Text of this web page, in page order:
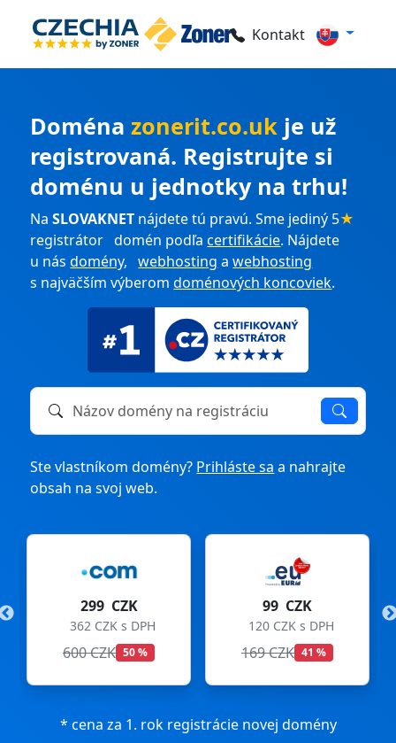
Kontakt
Doménazonerit.co.uk je už
registrovaná. Registrujte si
doménu u jednotky na trhu!
NaSLOVAKNET nájdete tú pravú. Sme jediný 5★
registrátor domén podľacertifikácie. Nájdete
u násdomény,webhosting awebhosting
s najväčším výberomdoménových koncoviek.
Názov domény na registráciu alebo prevod
Ste vlastníkom domény? Prihláste sa a nahrajte
obsah na svoj web.
299 CZK
362 CZK s DPH
600 CZK 50 %
99 CZK
120 CZK s DPH
169 CZK 41 %
* cena za 1. rok registrácie novej domény